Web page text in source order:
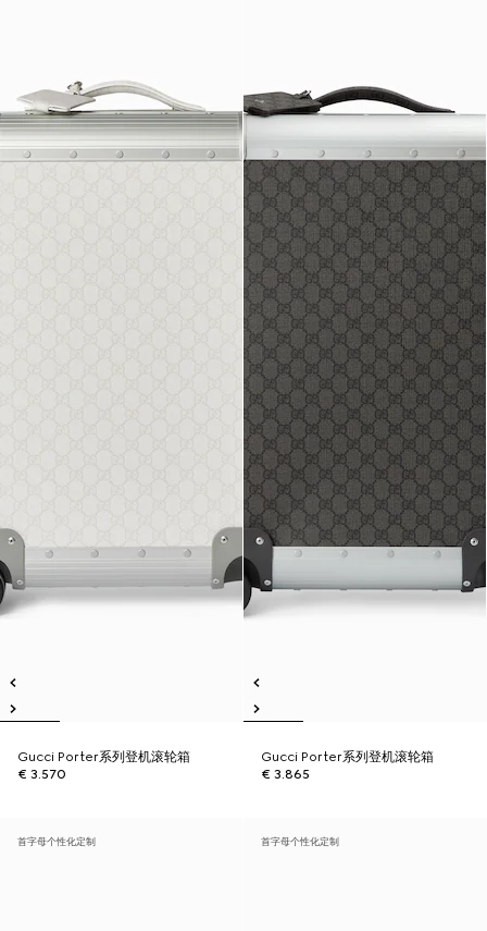
Gucci Porter系列登机滚轮箱
€ 3.570
Gucci Porter系列登机滚轮箱
€ 3.865
首字母个性化定制 首字母个性化定制